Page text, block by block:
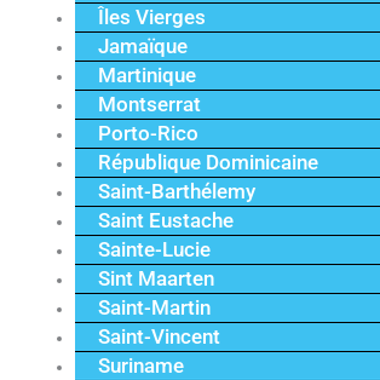
Îles Vierges
Jamaïque
Martinique
Montserrat
Porto-Rico
République Dominicaine
Saint-Barthélemy
Saint Eustache
Sainte-Lucie
Sint Maarten
Saint-Martin
Saint-Vincent
Suriname